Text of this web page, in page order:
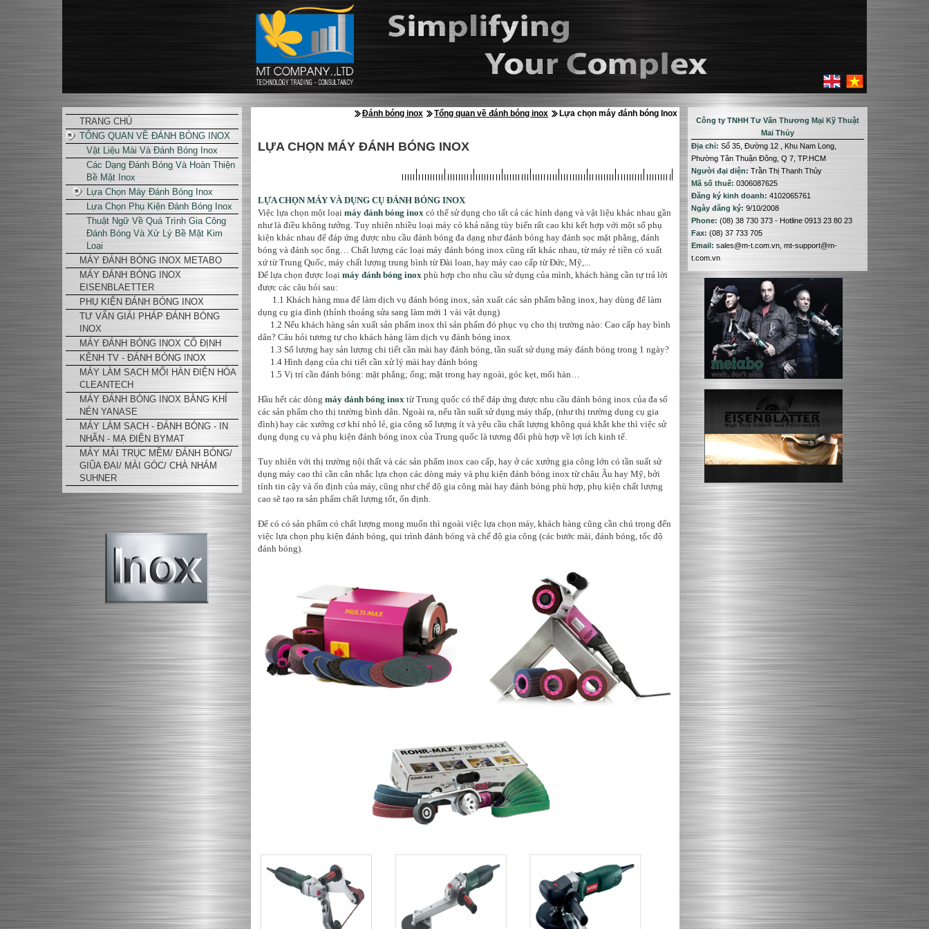
TRANG CHỦ
TỔNG QUAN VỀ ĐÁNH BÓNG INOX
Vật Liệu Mài Và Đánh Bóng Inox
Các Dạng Đánh Bóng Và Hoàn Thiện
Bề Mặt Inox
Lựa Chọn Máy Đánh Bóng Inox
Lựa Chọn Phụ Kiện Đánh Bóng Inox
Thuật Ngữ Về Quá Trình Gia Công
Đánh Bóng Và Xử Lý Bề Mặt Kim
Loại
MÁY ĐÁNH BÓNG INOX METABO
MÁY ĐÁNH BÓNG INOX
EISENBLAETTER
PHỤ KIỆN ĐÁNH BÓNG INOX
TƯ VẤN GIẢI PHÁP ĐÁNH BÓNG
INOX
MÁY ĐÁNH BÓNG INOX CỐ ĐỊNH
KÊNH TV - ĐÁNH BÓNG INOX
MÁY LÀM SẠCH MỐI HÀN ĐIỆN HÓA
CLEANTECH
MÁY ĐÁNH BÓNG INOX BẰNG KHÍ
NÉN YANASE
MÁY LÀM SẠCH - ĐÁNH BÓNG - IN
NHÃN - MẠ ĐIỆN BYMAT
MÁY MÀI TRỤC MỀM/ ĐÁNH BÓNG/
GIŨA ĐAI/ MÀI GÓC/ CHÀ NHÁM
SUHNER
Đánh bóng inox Tổng quan về đánh bóng inox Lựa chọn máy đánh bóng Inox
LỰA CHỌN MÁY ĐÁNH BÓNG INOX
LỰA CHỌN MÁY VÀ DỤNG CỤ ĐÁNH BÓNG INOX
Việc lựa chọn một loại máy đánh bóng inox có thể sử dụng cho tất cả các hình dạng và vật liệu khác nhau gần
như là điều không tưởng. Tuy nhiên nhiều loại máy có khả năng tùy biến rất cao khi kết hợp với một số phụ
kiện khác nhau để đáp ứng được nhu cầu đánh bóng đa dạng như đánh bóng hay đánh sọc mặt phẳng, đánh
bóng và đánh sọc ống… Chất lượng các loại máy đánh bóng inox cũng rất khác nhau, từ máy rẻ tiền có xuất
xứ từ Trung Quốc, máy chất lượng trung bình từ Đài loan, hay máy cao cấp từ Đức, Mỹ,...
Để lựa chọn được loại máy đánh bóng inox phù hợp cho nhu cầu sử dụng của mình, khách hàng cần tự trả lời
được các câu hỏi sau:
1.1 Khách hàng mua để làm dịch vụ đánh bóng inox, sản xuất các sản phẩm bằng inox, hay dùng để làm
dụng cụ gia đình (thỉnh thoảng sửa sang làm mới 1 vài vật dụng)
1.2 Nếu khách hàng sản xuất sản phẩm inox thì sản phẩm đó phục vụ cho thị trường nào: Cao cấp hay bình
dân? Câu hỏi tương tự cho khách hàng làm dịch vụ đánh bóng inox
1.3 Số lượng hay sản lượng chi tiết cần mài hay đánh bóng, tần suất sử dụng máy đánh bóng trong 1 ngày?
1.4 Hình dạng của chi tiết cần xử lý mài hay đánh bóng
1.5 Vị trí cần đánh bóng: mặt phẳng; ống; mặt trong hay ngoài, góc kẹt, mối hàn…
Hầu hết các dòng máy đánh bóng inox từ Trung quốc có thể đáp ứng được nhu cầu đánh bóng inox của đa số
các sản phẩm cho thị trường bình dân. Ngoài ra, nếu tần suất sử dụng máy thấp, (như thị trường dụng cụ gia
đình) hay các xưởng cơ khí nhỏ lẻ, gia công số lượng ít và yêu cầu chất lượng không quá khắt khe thì việc sử
dụng dụng cụ và phụ kiện đánh bóng inox của Trung quốc là tương đối phù hợp về lợi ích kinh tế.
Tuy nhiên với thị trường nội thất và các sản phẩm inox cao cấp, hay ở các xưởng gia công lớn có tần suất sử
dụng máy cao thì cần cân nhắc lựa chọn các dòng máy và phụ kiện đánh bóng inox từ châu Âu hay Mỹ, bởi
tính tin cậy và ổn định của máy, cũng như chế độ gia công mài hay đánh bóng phù hợp, phụ kiện chất lượng
cao sẽ tạo ra sản phẩm chất lượng tốt, ổn định.
Để có có sản phẩm có chất lượng mong muốn thì ngoài việc lựa chọn máy, khách hàng cũng cần chú trọng đến
việc lựa chọn phụ kiện đánh bóng, qui trình đánh bóng và chế độ gia công (các bước mài, đánh bóng, tốc độ
đánh bóng).
Công ty TNHH Tư Vấn Thương Mại Kỹ Thuật
Mai Thủy
Địa chỉ: Số 35, Đường 12 , Khu Nam Long,
Phường Tân Thuận Đông, Q 7, TP.HCM
Người đại diện: Trần Thị Thanh Thủy
Mã số thuế: 0306087625
Đăng ký kinh doanh: 4102065761
Ngày đăng ký: 9/10/2008
Phone: (08) 38 730 373 - Hotline 0913 23 80 23
Fax: (08) 37 733 705
Email: sales@m-t.com.vn, mt-support@m-
t.com.vn